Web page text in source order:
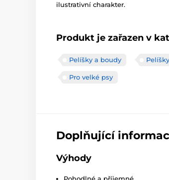
ilustrativní charakter.
Produkt je zařazen v
Pelíšky a boudy Pelíšky
Pro velké psy
Doplňující
Výhody